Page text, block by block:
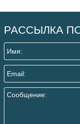
РАССЫЛКА